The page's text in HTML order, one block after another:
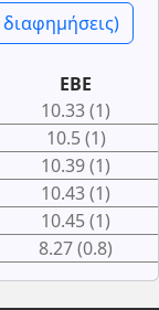
ΕΒΕ
10.33 (1)
10.5 (1)
10.39 (1)
10.43 (1)
10.45 (1)
8.27 (0.8)